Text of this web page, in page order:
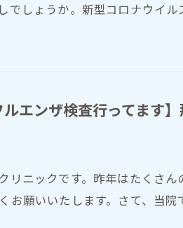
でしょうか。新型コロナウイ
ルエンザ検査行ってます
リニックです。昨年はたくさ
願いいたします。さて、当院